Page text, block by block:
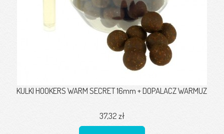
KULKI HOOKERS WARM SECRET 16mm + DOPALACZ WARMUZ
37,32 zł